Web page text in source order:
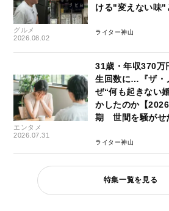
グルメ
2026.08.02
ける"変えない味"
ライター神山
エンタメ
2026.07.31
31歳・年収370万
生回数に…『ザ・
ぜ“何も起きない
かしたのか【
期 世間を騒がせ
ライター神山
特集一覧を見る